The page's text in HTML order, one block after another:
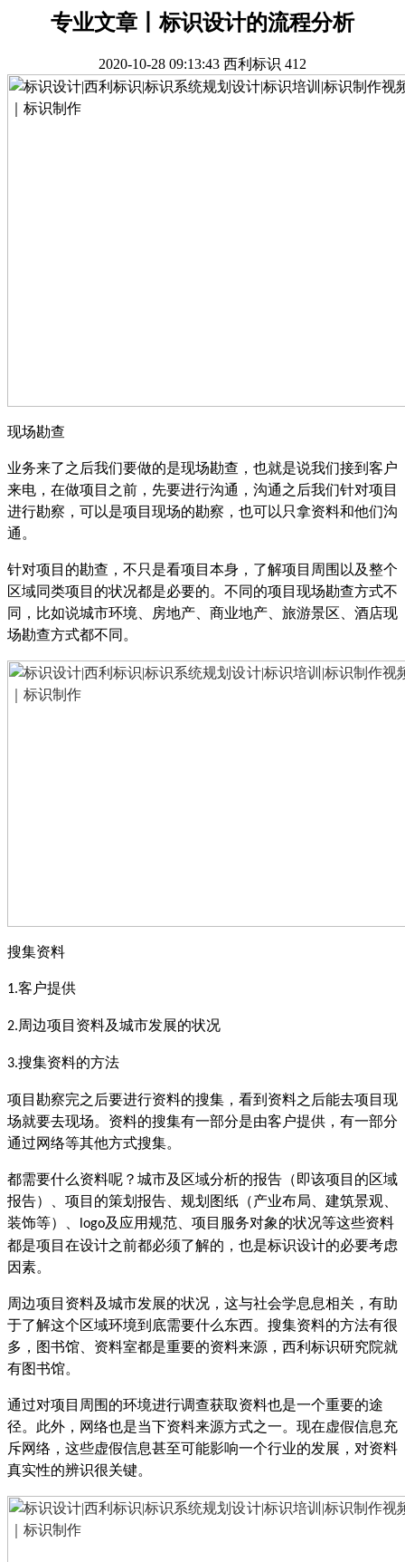
专业文章丨标识设计的流程分析
2020-10-28 09:13:43 西利标识 412
现场勘查
业务来了之后我们要做的是现场勘查，也就是说我们接到客户
来电，在做项目之前，先要进行沟通，沟通之后我们针对项目
进行勘察，可以是项目现场的勘察，也可以只拿资料和他们沟
通。
针对项目的勘查，不只是看项目本身，了解项目周围以及整个
区域同类项目的状况都是必要的。不同的项目现场勘查方式不
同，比如说城市环境、房地产、商业地产、旅游景区、酒店现
场勘查方式都不同。
搜集资料
1.客户提供
2.周边项目资料及城市发展的状况
3.搜集资料的方法
项目勘察完之后要进行资料的搜集，看到资料之后能去项目现
场就要去现场。资料的搜集有一部分是由客户提供，有一部分
通过网络等其他方式搜集。
都需要什么资料呢？城市及区域分析的报告（即该项目的区域
报告）、项目的策划报告、规划图纸（产业布局、建筑景观、
装饰等）、
logo及应用规范、项目服务对象的状况等这些资料
都是项目在设计之前都必须了解的，也是标识设计的必要考虑
因素。
周边项目资料及城市发展的状况，这与社会学息息相关，有助
于了解这个区域环境到底需要什么东西。搜集资料的方法有很
多，图书馆、资料室都是重要的资料来源，西利标识研究院就
有图书馆。
通过对项目周围的环境进行调查获取资料也是一个重要的途
径。此外，网络也是当下资料来源方式之一。现在虚假信息充
斥网络，这些虚假信息甚至可能影响一个行业的发展，对资料
真实性的辨识很关键。